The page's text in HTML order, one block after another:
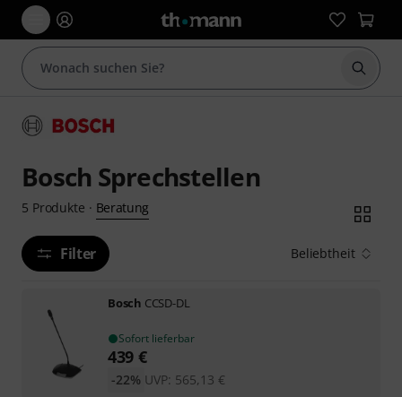
Suche
Bosch Sprechstellen
5 Produkte · Beratung
Filter Beliebtheit
Bosch CCSD-DL
Sofort lieferbar
439 €
UVP: 565,13 €
-22%